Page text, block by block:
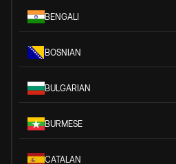
BENGALI
BOSNIAN
BULGARIAN
BURMESE
CATALAN